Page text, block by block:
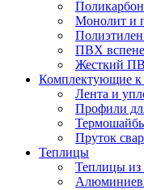
Монолит и
ПВХ
Жесткий
Комплектующие к
Лента и
Профили
Пруток
Теплицы
Теплицы из